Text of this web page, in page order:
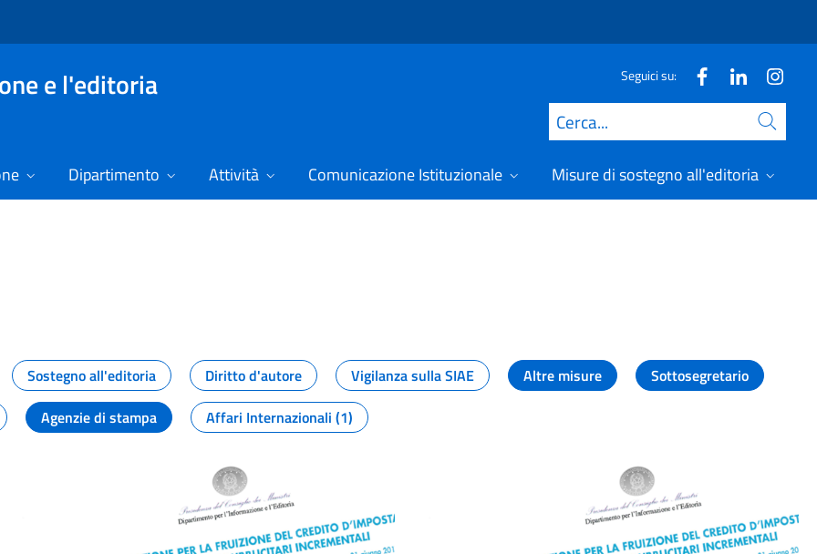
e l'editoria Seguici su:
Cerca
Dipartimento Attività Comunicazione Istituzionale Misure di sostegno all'editoria
Sostegno all'editoria Diritto d'autore Vigilanza sulla SIAE Altre misure
Sottosegretario
Agenzie di stampa
Affari Internazionali (1)